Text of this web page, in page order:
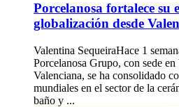
Porcelanosa fortalece su
globalización desde
Valentina SequeiraHace 1
Porcelanosa Grupo, con sede
Valenciana, se ha consolidado
mundiales en el sector de la
baño y ...